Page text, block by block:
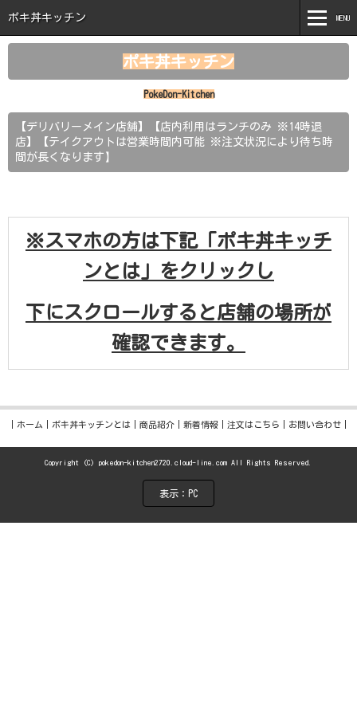
ポキ丼キッチン
ポキ丼キッチン
PokeDon-Kitchen
【デリバリーメイン店舗】【店内利用はランチのみ ※14時退
店】【テイクアウトは営業時間内可能 ※注文状況により待ち時
間が長くなります 】
※スマホの方は下記「ポキ丼キッチ
ンとは」をクリックし
下にスクロールすると店舗の場所が
確認できます。
MENU
MENU
商品紹介
注文はこちら
お問い合わせ
ホーム ポキ丼キッチンとは 商品紹介 新着情報 注文はこちら お問い合わせ
Copyright (C) pokedon-kitchen2720.cloud-line.com All Rights Reserved.
表示：PC